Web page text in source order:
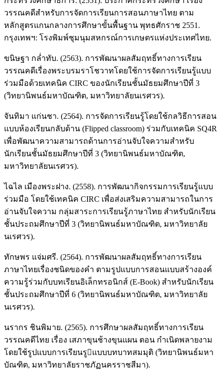
วรรณคดีสำหรับการจัดการเรียนการสอนภาษาไทย ตาม
หลักสูตรแกนกลางการศึกษาขั้นพื้นฐาน พุทธศักราช 2551.
กรุงเทพฯ: โรงพิมพ์ชุมนุมสหกรณ์การเกษตรแห่งประเทศไทย.
ขนิษฐา กล่ำทับ. (2563). การพัฒนาผลสัมฤทธิ์ทางการเรียน
วรรณคดีเรื่องพระบรมราโชวาทโดยใช้การจัดการเรียนรู้แบบ
ร่วมมือด้วยเทคนิค CIRC ของนักเรียนชั้นมัธยมศึกษาปีที่ 3
(วิทยานิพนธ์มหาบัณฑิต, มหาวิทยาลัยนเรศวร).
จันทิมา แก่นชา. (2564). การจัดการเรียนรู้โดยใช้กลวิธีการสอน
แบบห้องเรียนกลับด้าน (Flipped classroom) ร่วมกับเทคนิค SQ4R
เพื่อพัฒนาความสามารถด้านการอ่านจับใจความสำหรับ
นักเรียนชั้นมัธยมศึกษาปีที่ 3 (วิทยานิพนธ์มหาบัณฑิต,
มหาวิทยาลัยนเรศวร).
ไฉไล เมืองพระฝาง. (2558). การพัฒนากิจกรรมการเรียนรู้แบบ
ร่วมมือ โดยใช้เทคนิค CIRC เพื่อส่งเสริมความสามารถในการ
อ่านจับใจความ กลุ่มสาระการเรียนรู้ภาษาไทย สำหรับนักเรียน
ชั้นประถมศึกษาปีที่ 3 (วิทยานิพนธ์มหาบัณฑิต, มหาวิทยาลัย
นเรศวร).
ทักษพร แจ่มศรี. (2564). การพัฒนาผลสัมฤทธิ์ทางการเรียน
ภาษาไทยเรื่องชนิดของคำ ตามรูปแบบการสอนแบบสร้างองค์
ความรู้ร่วมกับบทเรียนอิเล็กทรอนิกส์ (E-Book) สำหรับนักเรียน
ชั้นประถมศึกษาปีที่ 6 (วิทยานิพนธ์มหาบัณฑิต, มหาวิทยาลัย
นเรศวร).
นรากร ชินพิมาย. (2565). การศึกษาผลสัมฤทธิ์ทางการเรียน
วรรณคดีไทย เรื่อง เสภาขุนช้างขุนแผน ตอน กำเนิดพลายงาม
โดยใช้รูปแบบการเรียนรูแบบบทบาทสมมุติ (วิทยานิพนธ์มหา
บัณฑิต, มหาวิทยาลัยราชภัฏนครราชสีมา).